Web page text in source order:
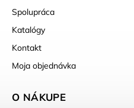
Spolupráca
Katalógy
Kontakt
Moja objednávka
O NÁKUPE